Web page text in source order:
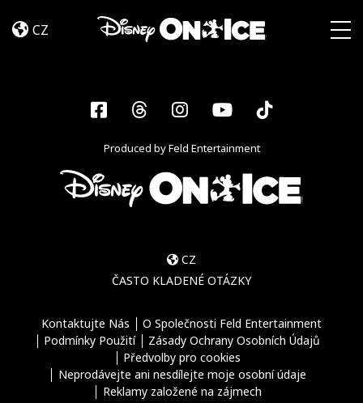
Dance
CZ
Facebook
ThreadsInstagram
YouTubeTiktok
Produced by Feld Entertainment
CZ
ČASTO KLADENÉ OTÁZKY
Kontaktujte Nás
O Společnosti Feld Entertainment
Podmínky Použití
Zásady Ochrany Osobních Údajů
Předvolby pro cookies
Neprodávejte ani nesdílejte moje osobní údaje
Reklamy založené na zájmech